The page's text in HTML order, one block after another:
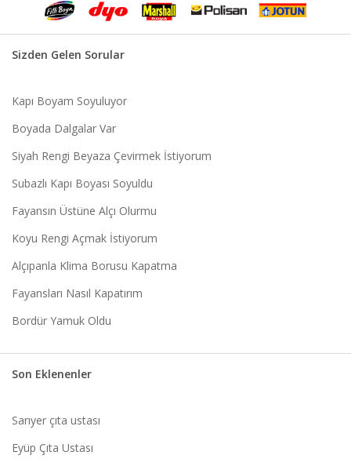
Sizden Gelen Sorular
Kapı Boyam Soyuluyor
Boyada Dalgalar Var
Siyah Rengi Beyaza Çevirmek İstiyorum
Subazlı Kapı Boyası Soyuldu
Fayansın Üstüne Alçı Olurmu
Koyu Rengi Açmak İstiyorum
Alçıpanla Klima Borusu Kapatma
Fayansları Nasıl Kapatırım
Bordür Yamuk Oldu
Son Eklenenler
Sarıyer çıta ustası
Eyüp Çıta Ustası